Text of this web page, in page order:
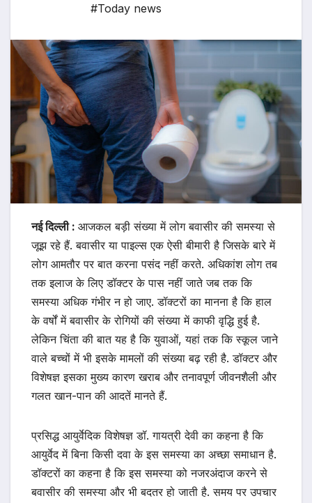
#Today news
नई दिल्ली : आजकल बड़ी संख्या में लोग बवासीर की समस्या से
जूझ रहे हैं. बवासीर या पाइल्स एक ऐसी बीमारी है जिसके बारे में
लोग आमतौर पर बात करना पसंद नहीं करते. अधिकांश लोग तब
तक इलाज के लिए डॉक्टर के पास नहीं जाते जब तक कि
समस्या अधिक गंभीर न हो जाए. डॉक्टरों का मानना ​​है कि हाल
के वर्षों में बवासीर के रोगियों की संख्या में काफी वृद्धि हुई है.
लेकिन चिंता की बात यह है कि युवाओं, यहां तक ​​कि स्कूल जाने
वाले बच्चों में भी इसके मामलों की संख्या बढ़ रही है. डॉक्टर और
विशेषज्ञ इसका मुख्य कारण खराब और तनावपूर्ण जीवनशैली और
गलत खान-पान की आदतें मानते हैं.
प्रसिद्ध आयुर्वेदिक विशेषज्ञ डॉ. गायत्री देवी का कहना है कि
आयुर्वेद में बिना किसी दवा के इस समस्या का अच्छा समाधान है.
डॉक्टरों का कहना है कि इस समस्या को नजरअंदाज करने से
बवासीर की समस्या और भी बदतर हो जाती है. समय पर उपचार